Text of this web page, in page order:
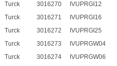
Turck
3016270
IVUPRGI12
Turck
3016271
IVUPRGI16
Turck
3016272
IVUPRGI25
Turck
3016273
IVUPRGW04
Turck
3016274
IVUPRGW06